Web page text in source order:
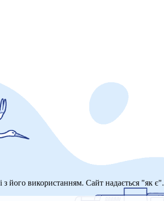
з його використанням. Сайт надається "як є".